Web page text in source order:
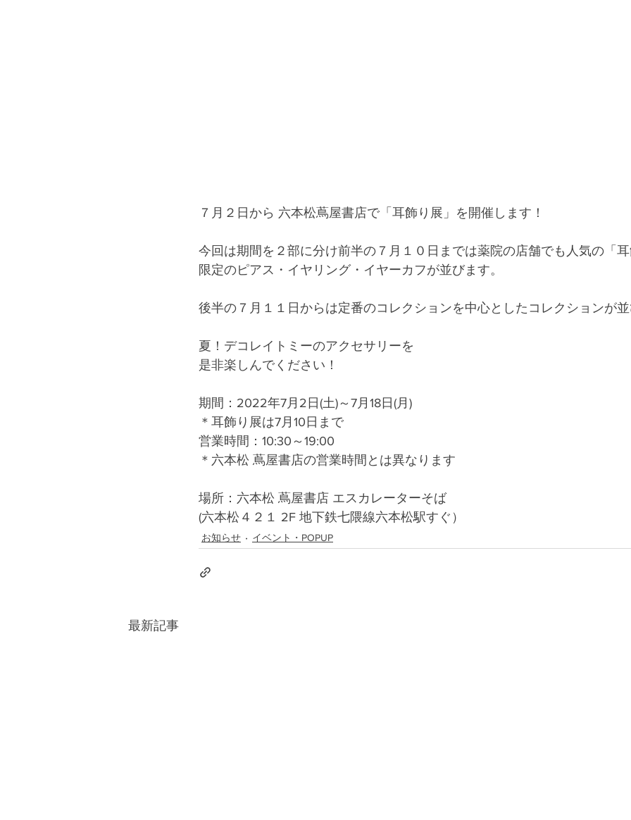
７月２日から 六本松蔦屋書店で「耳飾り展」を開催します！
今回は期間を２部に分け前半の７月１０日までは薬院の店舗でも人気の「
限定のピアス・イヤリング・イヤーカフが並びます。
後半の７月１１日からは定番のコレクションを中心としたコレクションが
夏！デコレイトミーのアクセサリーを
是非楽しんでください！
期間：2022年7月2日(土)～7月18日(月)
＊耳飾り展は7月10日まで
営業時間：10:30～19:00
＊六本松 蔦屋書店の営業時間とは異なります
場所：六本松 蔦屋書店 エスカレーターそば
(六本松４２１ 2F 地下鉄七隈線六本松駅すぐ）
お知らせ イベント・POPUP
最新記事